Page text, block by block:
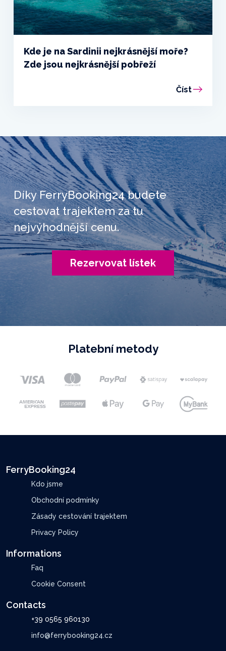
Kde je na Sardinii nejkrásnější moře?
Zde jsou nejkrásnější pobřeží
Číst
Díky FerryBooking24 budete
cestovat trajektem za tu
nejvýhodnější cenu.
Rezervovat lístek
Platební metody
FerryBooking24
Kdo jsme
Obchodní podmínky
Zásady cestování trajektem
Privacy Policy
Informations
Faq
Cookie Consent
Contacts
+39 0565 960130
info@ferrybooking24.cz